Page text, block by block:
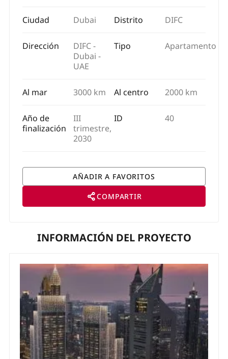
Ciudad Dubai Distrito DIFC
Dirección
DIFC -
Dubai -
UAE
Tipo Apartamento
Al mar 3000 km Al centro 2000 km
Año de
finalización
III
trimestre,
2030
ID 40
COMPARTIR
INFORMACIÓN DEL PROYECTO